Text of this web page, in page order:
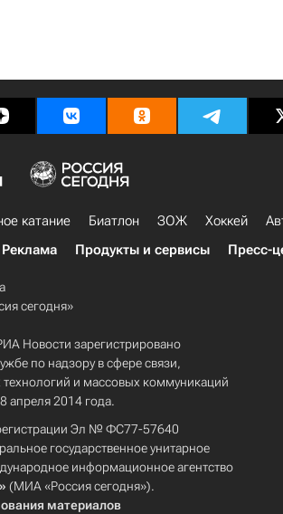
катание Биатлон ЗОЖ Хоккей
Реклама Продукты и сервисы Пресс-
сегодня»
Новости зарегистрировано
по надзору в сфере связи,
и массовых коммуникаций
апреля 2014 года.
Эл № ФС77-57640
государственное унитарное
информационное агентство
(МИА «Россия сегодня»).
материалов